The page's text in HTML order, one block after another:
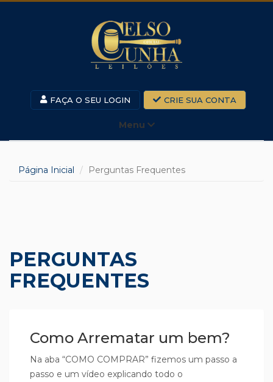
FAÇA O SEU LOGIN CRIE SUA CONTA
Menu
Página Inicial Perguntas Frequentes
PERGUNTAS
FREQUENTES
Como Arrematar um bem?
Na aba “COMO COMPRAR” fizemos um passo a
passo e um vídeo explicando todo o